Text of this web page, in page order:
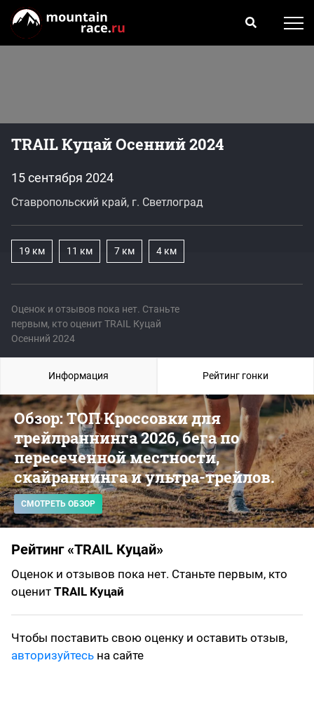
TRAIL Куцай Осенний 2024
Оценок и отзывов пока нет. Станьте
первым, кто оценит TRAIL Куцай
Осенний 2024
15 сентября 2024
Ставропольский край, г. Светлоград
19 км 11 км 7 км 4 км
Обзор: ТОП Кроссовки для
трейлраннинга 2026, бега по
пересеченной местности,
скайраннинга и ультра-трейлов.
СМОТРЕТЬ ОБЗОР
Рейтинг «TRAIL Куцай»
Оценок и отзывов пока нет. Станьте первым, кто
оценит TRAIL Куцай
Чтобы поставить свою оценку и оставить отзыв,
авторизуйтесь на сайте
Информация Рейтинг гонки